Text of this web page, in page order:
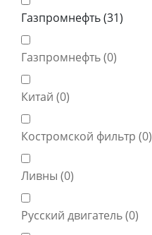
Газпромнефть (31)
Газпромнефть (0)
Китай (0)
Костромской фильтр (0)
Ливны (0)
Русский двигатель (0)